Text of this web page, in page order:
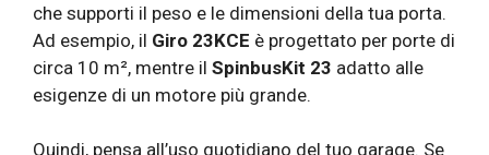
che supporti il ​​peso e le dimensioni della tua porta.
Ad esempio, il Giro 23KCE è progettato per porte di
circa 10 m², mentre il SpinbusKit 23 adatto alle
esigenze di un motore più grande.
Quindi, pensa all’uso quotidiano del tuo garage. Se